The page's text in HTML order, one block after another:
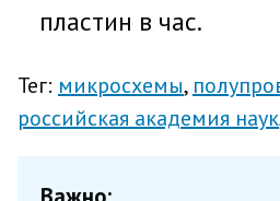
пластин в час.
Тег: микросхемы
российская академия наук